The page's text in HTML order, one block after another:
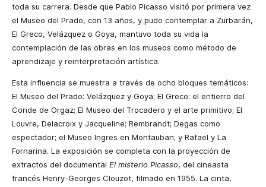
toda su carrera. Desde que Pablo Picasso visitó por primera vez
el Museo del Prado, con 13 años, y pudo contemplar a Zurbarán,
El Greco, Velázquez o Goya, mantuvo toda su vida la
contemplación de las obras en los museos como método de
aprendizaje y reinterpretación artística.
Esta influencia se muestra a través de ocho bloques temáticos:
El Museo del Prado: Velázquez y Goya; El Greco: el entierro del
Conde de Orgaz; El Museo del Trocadero y el arte primitivo; El
Louvre, Delacroix y Jacqueline; Rembrandt; Degas como
espectador; el Museo Ingres en Montauban; y Rafael y La
Fornarina. La exposición se completa con la proyección de
extractos del documental El misterio Picasso, del cineasta
francés Henry-Georges Clouzot, filmado en 1955. La cinta,